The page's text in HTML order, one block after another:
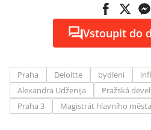
Vstoupit do
Praha Deloitte bydlení
Alexandra Udženija
Pražská
Praha 3
Magistrát hlavního